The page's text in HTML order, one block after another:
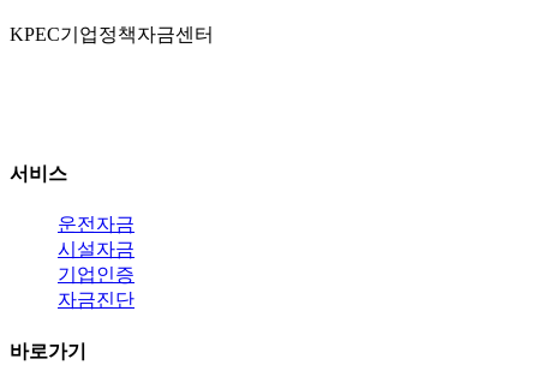
KPEC기업정책자금센터
서비스
운전자금
시설자금
기업인증
자금진단
바로가기